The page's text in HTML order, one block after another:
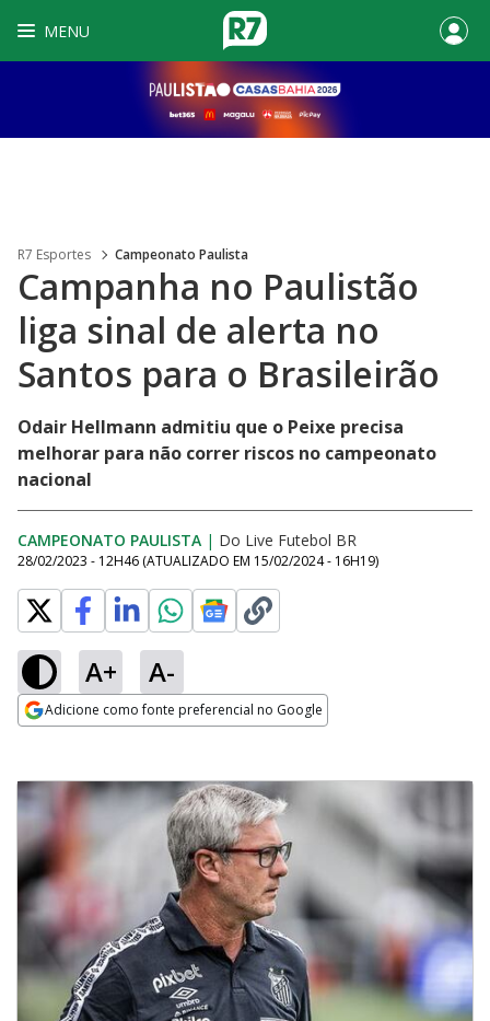
MENU
R7 Esportes Campeonato Paulista
Campanha no Paulistão
liga sinal de alerta no
Santos para o Brasileirão
Odair Hellmann admitiu que o Peixe precisa
melhorar para não correr riscos no campeonato
nacional
CAMPEONATO PAULISTA | Do Live Futebol BR
28/02/2023 - 12H46 (ATUALIZADO EM 15/02/2024 - 16H19)
A+ A-
Adicione como fonte preferencial no Google